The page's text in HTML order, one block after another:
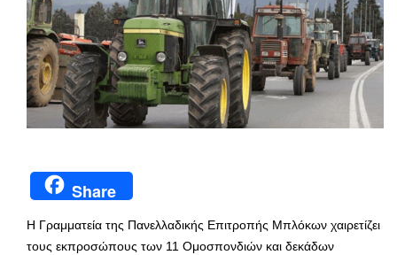
Share
Η Γραμματεία της Πανελλαδικής Επιτροπής Μπλόκων χαιρετίζει
τους εκπροσώπους των 11 Ομοσπονδιών και δεκάδων